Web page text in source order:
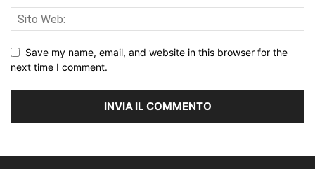
Save my name, email, and website in this browser for the
next time I comment.